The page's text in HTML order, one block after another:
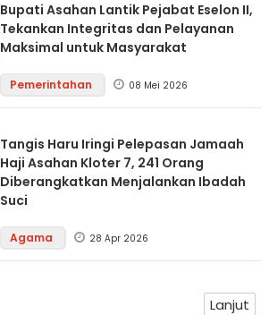
Bupati Asahan Lantik Pejabat Eselon II,
Tekankan Integritas dan Pelayanan
Maksimal untuk Masyarakat
Pemerintahan 08 Mei 2026
Tangis Haru Iringi Pelepasan Jamaah
Haji Asahan Kloter 7, 241 Orang
Diberangkatkan Menjalankan Ibadah
Suci
Agama 28 Apr 2026
Lanjut